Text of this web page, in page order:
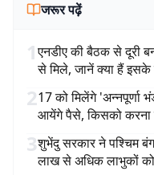
जरूर पढ़ें
1एनडीए की बैठक से दूरी
से मिले, जानें क्या हैं इसके
217 को मिलेंगे
आयेंगे पैसे, किसको करना
3शुभेंदु सरकार ने पश्चिम
लाख से अधिक लाभुकों को